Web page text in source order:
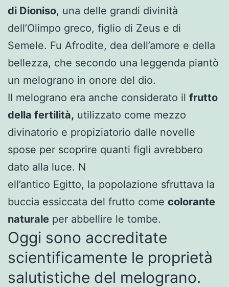
di Dioniso, una delle grandi divinità
dell’Olimpo greco, figlio di Zeus e di
Semele. Fu Afrodite, dea dell’amore e della
bellezza, che secondo una leggenda piantò
un melograno in onore del dio.
Il melograno era anche considerato il frutto
della fertilità, utilizzato come mezzo
divinatorio e propiziatorio dalle novelle
spose per scoprire quanti figli avrebbero
dato alla luce. N
ell’antico Egitto, la popolazione sfruttava la
buccia essiccata del frutto come colorante
naturale per abbellire le tombe.
Oggi sono accreditate
scientificamente le proprietà
salutistiche del melograno.